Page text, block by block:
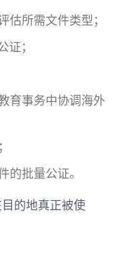
估所需文件类型；
；
育事务中协调海外
的批量公证。
的地真正被使